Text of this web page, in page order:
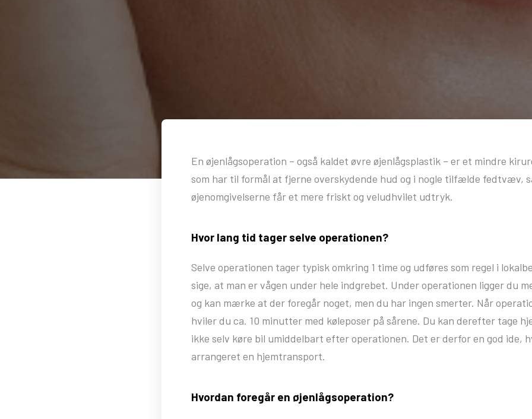
En øjenlågsoperation – også kaldet øvre øjenlågsplastik – er et mindre
som har til formål at fjerne overskydende hud og i nogle tilfælde fedtvæv,
øjenomgivelserne får et mere friskt og veludhvilet udtryk.
Hvor lang tid tager selve operationen?
Selve operationen tager typisk omkring 1 time og udføres som regel i
sige, at man er vågen under hele indgrebet. Under operationen ligger du
og kan mærke at der foregår noget, men du har ingen smerter. Når
hviler du ca. 10 minutter med køleposer på sårene. Du kan derefter tage
ikke selv køre bil umiddelbart efter operationen. Det er derfor en god ide,
arrangeret en hjemtransport.
Hvordan foregår en øjenlågsoperation?